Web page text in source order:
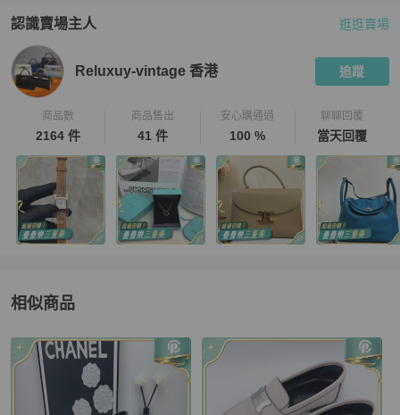
認識賣場主人
PopChill 拍拍圈嚴選賣家
逛逛賣場
Reluxuy-vintage 香港 追蹤
商品數
2164 件
商品售出
41 件
安心購通過
100 %
聊聊回覆
當天回覆
相似商品
更多相似Hermès女鞋推薦精品